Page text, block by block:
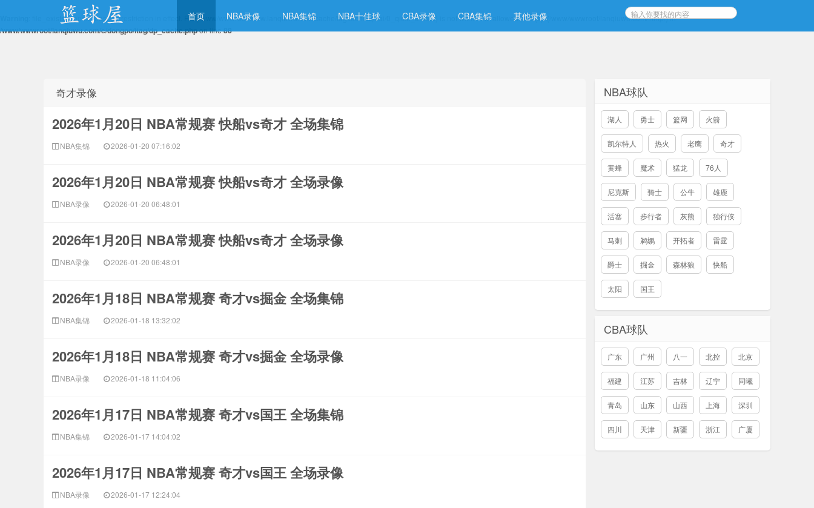
: file_exists(): open_basedir restriction in effect. File(/www/wwwroot/www.lanqiuwu.com/cache/tagcache/qicai/0_qicai_3.data) is not within the allowed path(s): (/www/wwwroot/lanqiuwu.com/:/tmp/) in
/www/wwwroot/lanqiuwu.com/e/dongpo/itag/dp_cache.phpon line88
首页 NBA录像 NBA集锦 NBA十佳球 CBA录像 CBA集锦 其他录像
奇才录像
2026年1月20日 NBA常规赛 快船vs奇才 全场集锦
NBA集锦 2026-01-20 07:16:02
2026年1月20日 NBA常规赛 快船vs奇才 全场录像
NBA录像 2026-01-20 06:48:01
2026年1月20日 NBA常规赛 快船vs奇才 全场录像
NBA录像 2026-01-20 06:48:01
2026年1月18日 NBA常规赛 奇才vs掘金 全场集锦
NBA集锦 2026-01-18 13:32:02
2026年1月18日 NBA常规赛 奇才vs掘金 全场录像
NBA录像 2026-01-18 11:04:06
2026年1月17日 NBA常规赛 奇才vs国王 全场集锦
NBA集锦 2026-01-17 14:04:02
2026年1月17日 NBA常规赛 奇才vs国王 全场录像
NBA录像 2026-01-17 12:24:04
NBA球队
湖人 勇士 篮网 火箭
凯尔特人 热火 老鹰 奇才
黄蜂 魔术 猛龙 76人
尼克斯 骑士 公牛 雄鹿
活塞 步行者 灰熊 独行侠
马刺 鹈鹕 开拓者 雷霆
爵士 掘金 森林狼 快船
太阳 国王
CBA球队
广东 广州 八一 北控 北京
福建 江苏 吉林 辽宁 同曦
青岛 山东 山西 上海 深圳
四川 天津 新疆 浙江 广厦